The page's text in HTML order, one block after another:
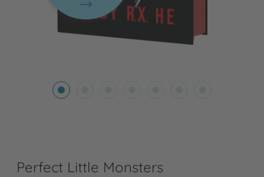
Perfect Little Monsters